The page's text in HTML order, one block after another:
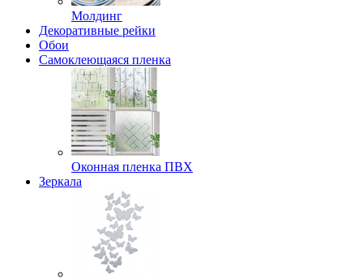
Молдинг
Декоративные рейки
Обои
Самоклеющаяся пленка
Оконная пленка ПВХ
Зеркала